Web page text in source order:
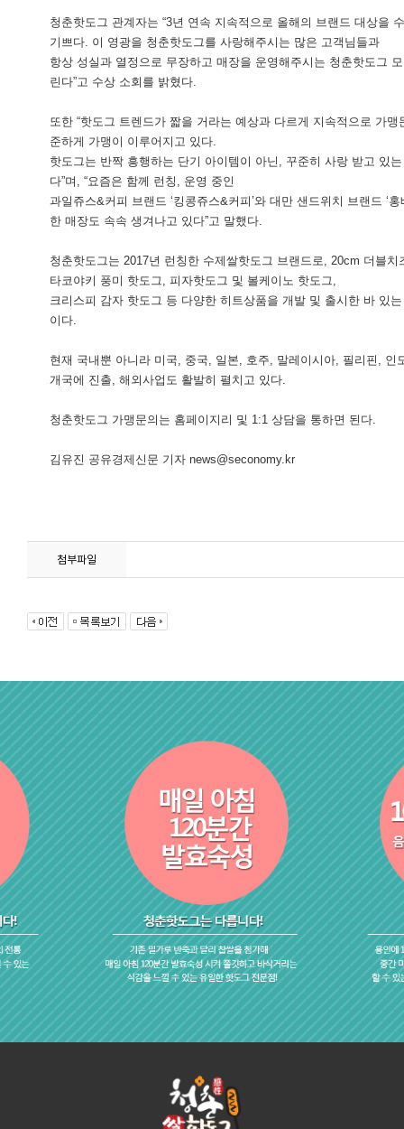
청춘핫도그 관계자는 “3년 연속 지속적으로 올해의 브랜드 대상을
기쁘다. 이 영광을 청춘핫도그를 사랑해주시는 많은 고객님들과
항상 성실과 열정으로 무장하고 매장을 운영해주시는 청춘핫도그
린다”고 수상 소회를 밝혔다.
또한 “핫도그 트렌드가 짧을 거라는 예상과 다르게 지속적으로 가맹
준하게 가맹이 이루어지고 있다.
핫도그는 반짝 흥행하는 단기 아이템이 아닌, 꾸준히 사랑 받고 있
다”며, “요즘은 함께 런칭, 운영 중인
과일쥬스&커피 브랜드 ‘킹콩쥬스&커피’와 대만 샌드위치 브랜드 ‘홍
한 매장도 속속 생겨나고 있다”고 말했다.
청춘핫도그는 2017년 런칭한 수제쌀핫도그 브랜드로, 20cm 더블치
타코야키 풍미 핫도그, 피자핫도그 및 볼케이노 핫도그,
크리스피 감자 핫도그 등 다양한 히트상품을 개발 및 출시한 바 있
이다.
현재 국내뿐 아니라 미국, 중국, 일본, 호주, 말레이시아, 필리핀, 인
개국에 진출, 해외사업도 활발히 펼치고 있다.
청춘핫도그 가맹문의는 홈페이지리 및 1:1 상담을 통하면 된다.
김유진 공유경제신문 기자 news@seconomy.kr
첨부파일